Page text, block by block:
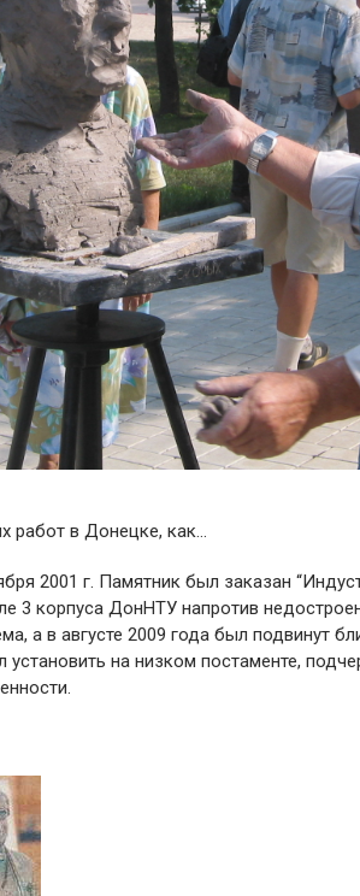
работ в Донецке, как…
2001 г. Памятник был заказан
3 корпуса ДонНТУ напротив
а в августе 2009 года был подвинут
установить на низком постаменте,